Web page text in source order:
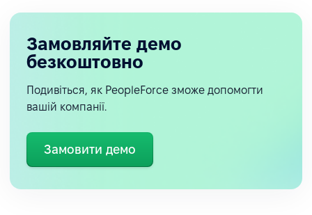
Замовляйте демо
безкоштовно
Подивіться, як PeopleForce зможе допомогти
вашій компанії.
Замовити демо